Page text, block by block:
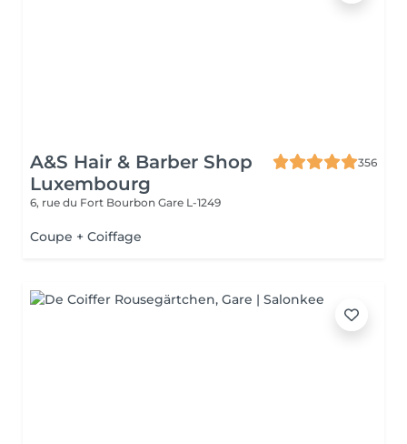
A&S Hair & Barber Shop
Luxembourg
356
6, rue du Fort Bourbon Gare L-1249
Coupe + Coiffage